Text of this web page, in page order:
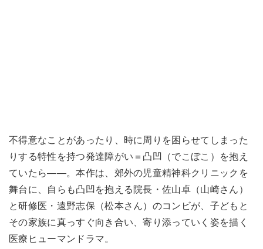
不得意なことがあったり、時に周りを困らせてしまった
りする特性を持つ発達障がい＝凸凹（でこぼこ）を抱え
ていたら――。本作は、郊外の児童精神科クリニックを
舞台に、自らも凸凹を抱える院長・佐山卓（山崎さん）
と研修医・遠野志保（松本さん）のコンビが、子どもと
その家族に真っすぐ向き合い、寄り添っていく姿を描く
医療ヒューマンドラマ。